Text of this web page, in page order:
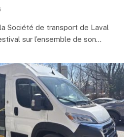
Société de transport de Laval
sur l’ensemble de son…